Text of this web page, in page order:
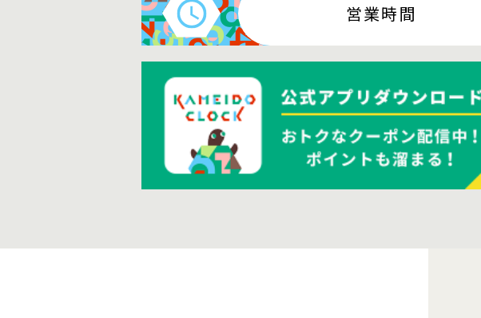
営業時間